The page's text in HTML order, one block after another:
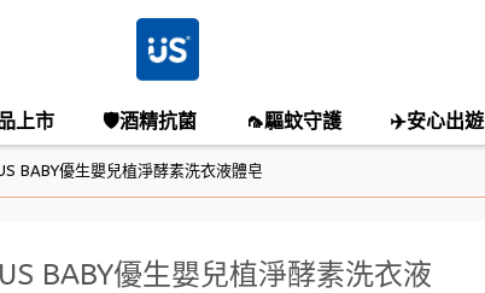
上市 🛡️酒精抗菌 🦟驅蚊守護 ✈️安心出遊
BABY優生嬰兒植淨酵素洗衣液體皂
BABY優生嬰兒植淨酵素洗衣液